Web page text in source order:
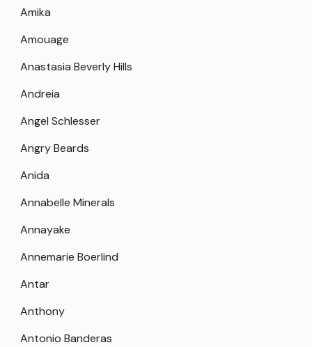
Amika
Amouage
Anastasia Beverly Hills
Andreia
Angel Schlesser
Angry Beards
Anida
Annabelle Minerals
Annayake
Annemarie Boerlind
Antar
Anthony
Antonio Banderas